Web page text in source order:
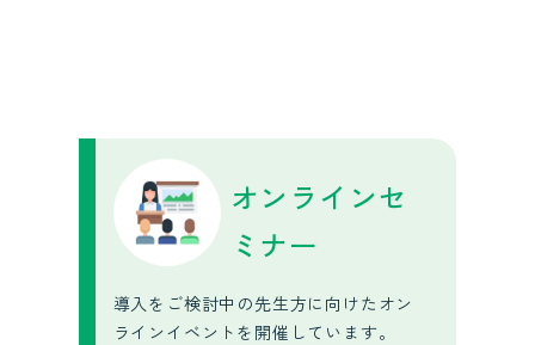
オンラインセ
ミナー
導入をご検討中の先生方に向けたオン
ラインイベントを開催しています。